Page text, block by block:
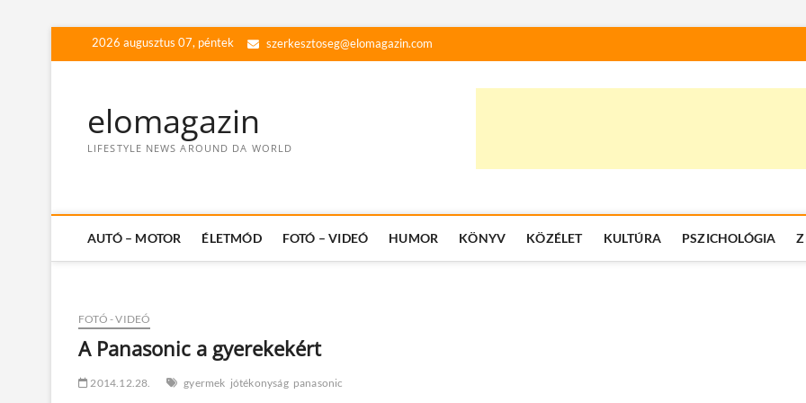
2026 augusztus 07, péntek szerkesztoseg@elomagazin.com
elomagazin
LIFESTYLE NEWS AROUND DA WORLD
AUTÓ – MOTOR ÉLETMÓD FOTÓ – VIDEÓ HUMOR KÖNYV KÖZÉLET KULTÚRA PSZICHOLÓGIA
FOTÓ - VIDEÓ
A Panasonic a gyerekekért
2014.12.28. gyermek jótékonyság panasonic